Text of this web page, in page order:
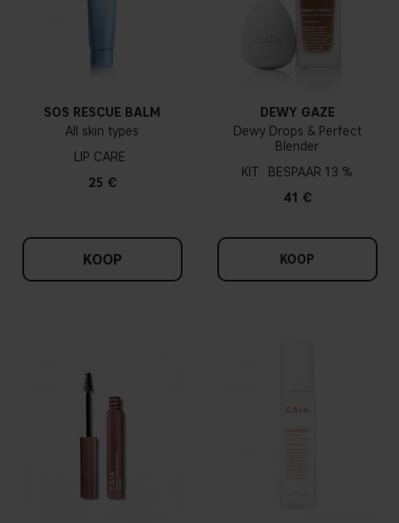
SOS RESCUE BALM
All skin types
LIP CARE
25 €
KOOP
DEWY GAZE
Dewy Drops & Perfect
Blender
KIT
13 %
41 €
KOOP